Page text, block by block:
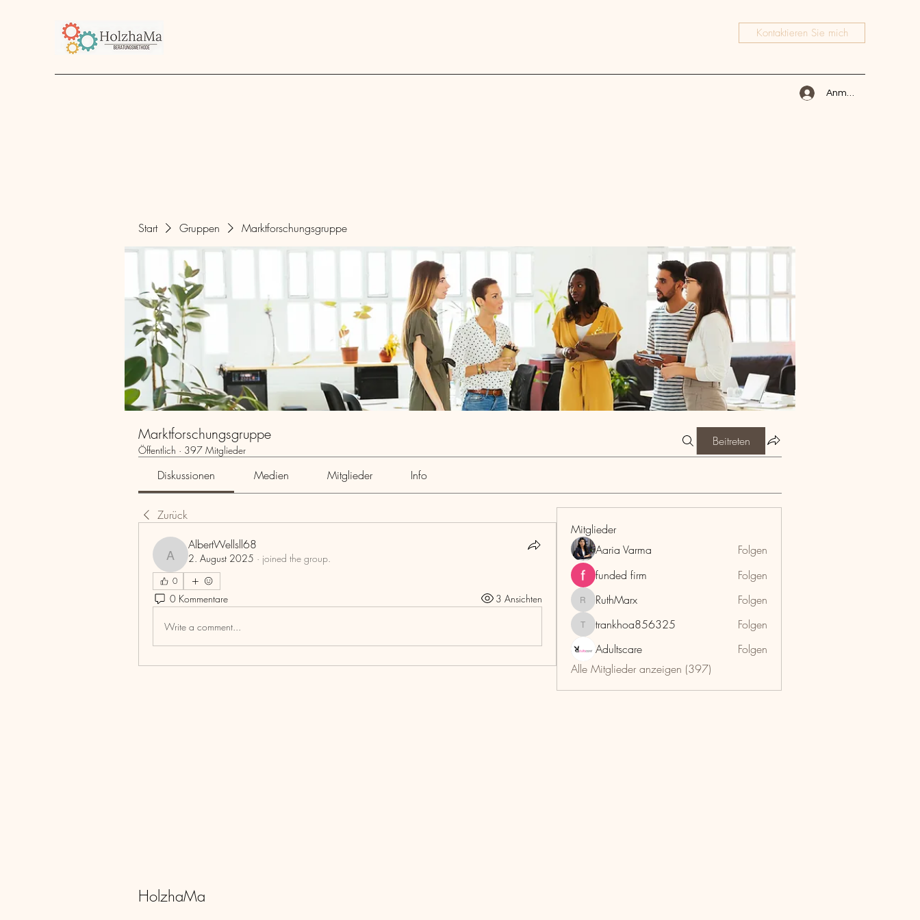
Kontaktieren Sie mich
Anmelden
Start Gruppen Marktforschungsgruppe
Marktforschungsgruppe
Öffentlich · 397 Mitglieder
Beitreten
Diskussionen Medien Mitglieder Info
Zurück
AlbertWellsll68
AlbertWellsll68
2. August 2025 · joined the group.
0
0 Kommentare 3 Ansichten
Write a comment...
Mitglieder
Aaria Varma
Folgen
funded firm
Folgen
RuthMarx
RuthMarx Folgen
trankhoa856325
trankhoa856325
Folgen
Adultscare
Folgen
Alle Mitglieder anzeigen (397)
HolzhaMa